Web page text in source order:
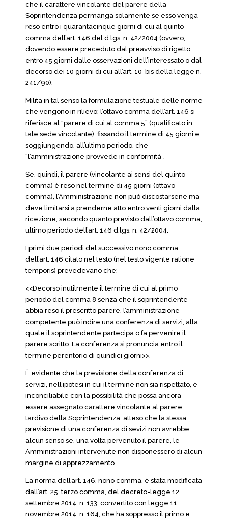
che il carattere vincolante del parere della
Soprintendenza permanga solamente se esso venga
reso entro i quarantacinque giorni di cui al quinto
comma dell’art. 146 del d.lgs. n. 42/2004 (ovvero,
dovendo essere preceduto dal preavviso di rigetto,
entro 45 giorni dalle osservazioni dell’interessato o dal
decorso dei 10 giorni di cui all’art. 10-bis della legge n.
241/90).
Milita in tal senso la formulazione testuale delle norme
che vengono in rilievo: l’ottavo comma dell’art. 146 si
riferisce al “parere di cui al comma 5” (qualificato in
tale sede vincolante), fissando il termine di 45 giorni e
soggiungendo, all’ultimo periodo, che
“l’amministrazione provvede in conformità”.
Se, quindi, il parere (vincolante ai sensi del quinto
comma) è reso nel termine di 45 giorni (ottavo
comma), l’Amministrazione non può discostarsene ma
deve limitarsi a prenderne atto entro venti giorni dalla
ricezione, secondo quanto previsto dall’ottavo comma,
ultimo periodo dell’art. 146 d.lgs. n. 42/2004.
I primi due periodi del successivo nono comma
dell’art. 146 citato nel testo (nel testo vigente ratione
temporis) prevedevano che:
<<Decorso inutilmente il termine di cui al primo
periodo del comma 8 senza che il soprintendente
abbia reso il prescritto parere, l’amministrazione
competente può indire una conferenza di servizi, alla
quale il soprintendente partecipa o fa pervenire il
parere scritto. La conferenza si pronuncia entro il
termine perentorio di quindici giorni>>.
È evidente che la previsione della conferenza di
servizi, nell’ipotesi in cui il termine non sia rispettato, è
inconciliabile con la possibilità che possa ancora
essere assegnato carattere vincolante al parere
tardivo della Soprintendenza, atteso che la stessa
previsione di una conferenza di sevizi non avrebbe
alcun senso se, una volta pervenuto il parere, le
Amministrazioni intervenute non disponessero di alcun
margine di apprezzamento.
La norma dell’art. 146, nono comma, è stata modificata
dall’art. 25, terzo comma, del decreto-legge 12
settembre 2014, n. 133, convertito con legge 11
novembre 2014, n. 164, che ha soppresso il primo e